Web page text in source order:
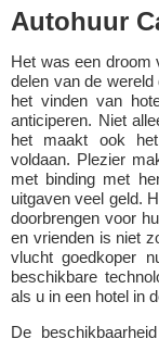
Autohuur
Het was een droom
delen van de
het vinden van
anticiperen. Niet
het maakt ook
voldaan. Plezier
met binding met
uitgaven veel geld.
doorbrengen voor
en vrienden is niet
vlucht goedkoper
beschikbare
als u in een hotel in
De